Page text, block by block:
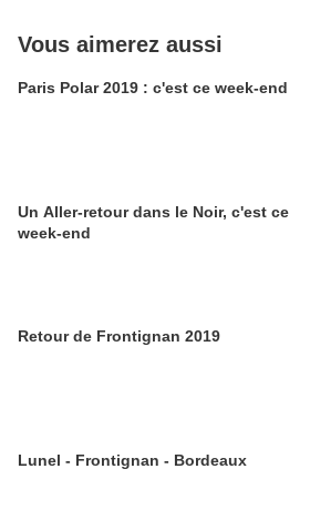
Vous aimerez aussi
Paris Polar 2019 : c'est ce week-end
Un Aller-retour dans le Noir, c'est ce
week-end
Retour de Frontignan 2019
Lunel - Frontignan - Bordeaux